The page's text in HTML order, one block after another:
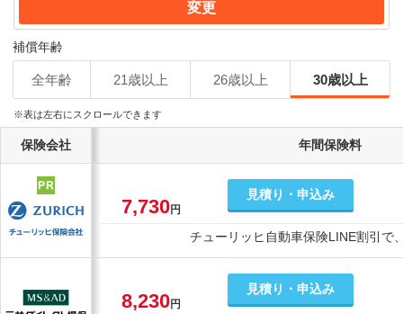
変更
補償年齢
全年齢 21歳以上 26歳以上 30歳以上
※表は左右にスクロールできます
保険会社 年間保険料
7,730円
見積り・申込み
チューリッヒ自動車保険LINE割引で
8,230円
見積り・申込み